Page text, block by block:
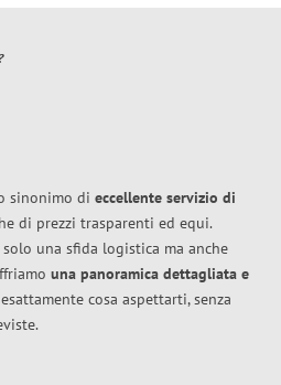
sinonimo di eccellente servizio di
di prezzi trasparenti ed equi.
una sfida logistica ma anche
una panoramica dettagliata e
cosa aspettarti, senza